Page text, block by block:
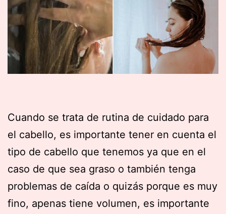
Cuando se trata de rutina de cuidado para
el cabello, es importante tener en cuenta el
tipo de cabello que tenemos ya que en el
caso de que sea graso o también tenga
problemas de caída o quizás porque es muy
fino, apenas tiene volumen, es importante